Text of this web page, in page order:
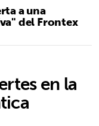
a una
del Frontex
en la